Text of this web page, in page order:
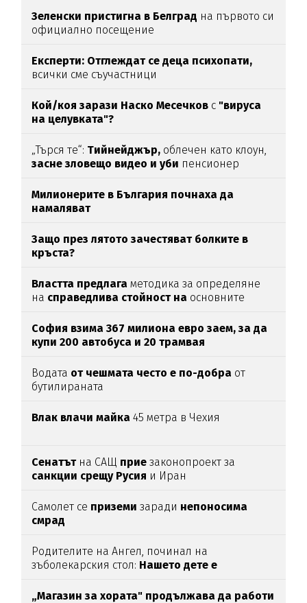
Зеленски пристигна в Белград на първото си
официално посещение
Експерти: Отглеждат се деца психопати,
всички сме съучастници
Кой/коя зарази Наско Месечков с "вируса
на целувката"?
„Търся те“: Тийнейджър, облечен като клоун,
засне зловещо видео и уби пенсионер
Милионерите в България почнаха да
намаляват
Защо през лятото зачестяват болките в
кръста?
Властта предлага методика за определяне
на справедлива стойност на основните
София взима 367 милиона евро заем, за да
купи 200 автобуса и 20 трамвая
Водата от чешмата често е по-добра от
бутилираната
Влак влачи майка 45 метра в Чехия
Сенатътна САЩ прие законопроект за
санкции срещу Русия и Иран
Самолет се приземи заради непоносима
смрад
Родителите на Ангел, починал на
зъболекарския стол: Нашето дете е
антидотътнаупойката
„Магазин за хората" продължава да работи